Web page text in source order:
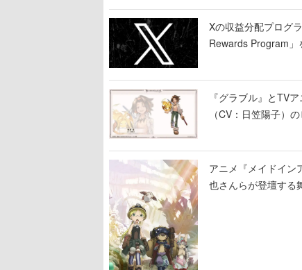
Xの収益分配プログ
Rewards Program」
『グラブル』とTV
（CV：日笠陽子）
アニメ『メイドイン
也さんらが登壇する